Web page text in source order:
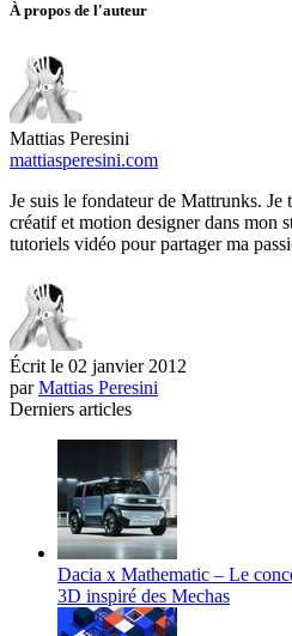
À propos de l'auteur
Mattias Peresini
mattiasperesini.com
Je suis le fondateur de Mattrunks.
créatif et motion designer dans mon
tutoriels vidéo pour partager ma
Écrit le 02 janvier 2012
parMattias Peresini
Derniers articles
Dacia x Mathematic – Le
3D inspiré des Mechas